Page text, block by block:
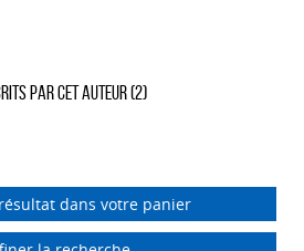
par cet auteur (2)
dans votre panier